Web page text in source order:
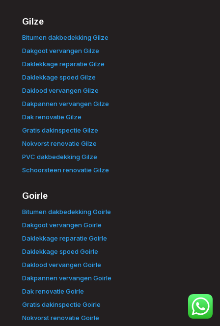
Gilze
Bitumen dakbedekking Gilze
Dakgoot vervangen Gilze
Daklekkage reparatie Gilze
Daklekkage spoed Gilze
Daklood vervangen Gilze
Dakpannen vervangen Gilze
Dak renovatie Gilze
Gratis dakinspectie Gilze
Nokvorst renovatie Gilze
PVC dakbedekking Gilze
Schoorsteen renovatie Gilze
Goirle
Bitumen dakbedekking Goirle
Dakgoot vervangen Goirle
Daklekkage reparatie Goirle
Daklekkage spoed Goirle
Daklood vervangen Goirle
Dakpannen vervangen Goirle
Dak renovatie Goirle
Gratis dakinspectie Goirle
Nokvorst renovatie Goirle